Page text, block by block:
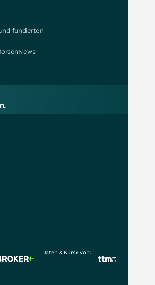
fundierten
Daten & Kurse von: